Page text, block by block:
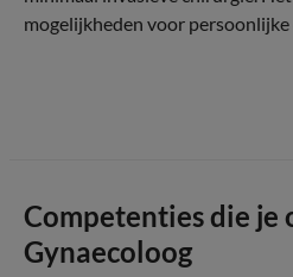
mogelijkheden voor
Competenties die je
Gynaecoloog